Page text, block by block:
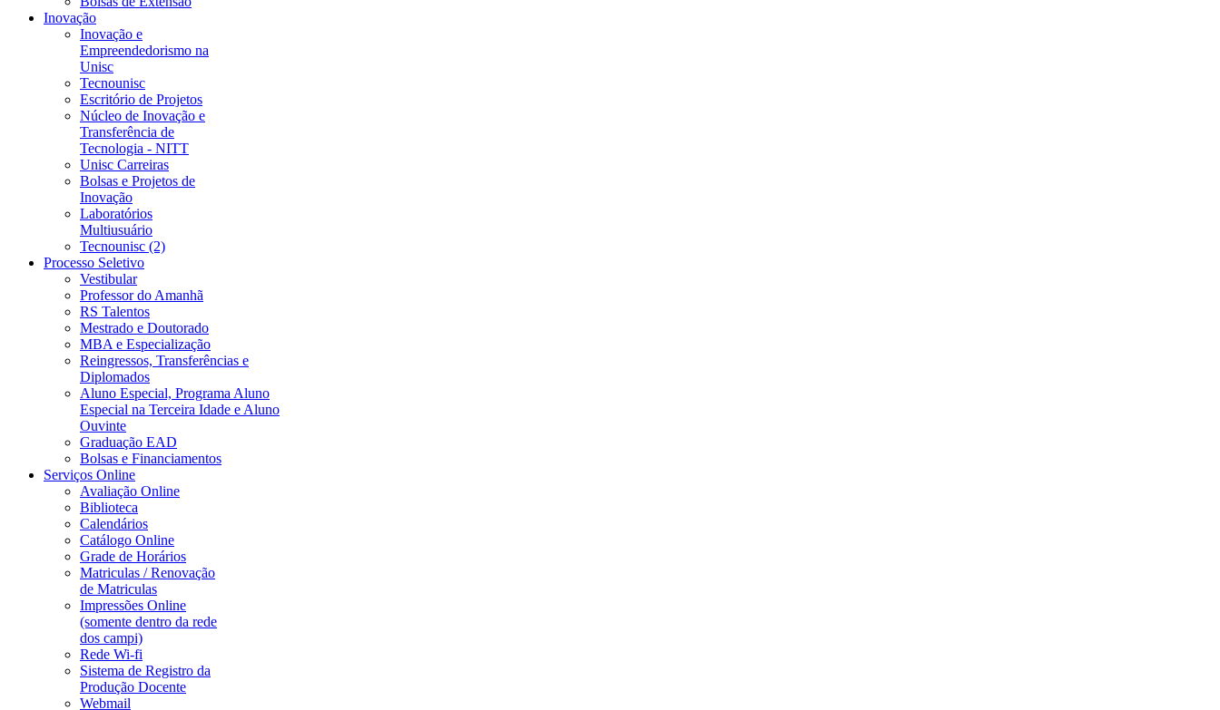
Inovação
Inovação e
Empreendedorismo na
Unisc
Tecnounisc
Escritório de Projetos
Núcleo de Inovação e
Transferência de
Tecnologia - NITT
Unisc Carreiras
Bolsas e Projetos de
Inovação
Laboratórios
Multiusuário
Tecnounisc (2)
Processo Seletivo
Vestibular
Professor do Amanhã
RS Talentos
Mestrado e Doutorado
MBA e Especialização
Reingressos, Transferências e
Diplomados
Aluno Especial, Programa Aluno
Especial na Terceira Idade e Aluno
Ouvinte
Graduação EAD
Bolsas e Financiamentos
Serviços Online
Avaliação Online
Biblioteca
Calendários
Catálogo Online
Grade de Horários
Matriculas / Renovação
de Matriculas
Impressões Online
(somente dentro da rede
dos campi)
Rede Wi-fi
Sistema de Registro da
Produção Docente
Webmail